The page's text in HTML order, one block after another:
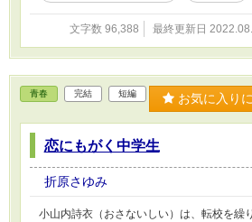
文字数 96,388 最終更新日
青春 完結 短編 お気に入り
恋にもがく中学生
折原さゆみ
小山内詩衣（おさないしい）は、転校を繰